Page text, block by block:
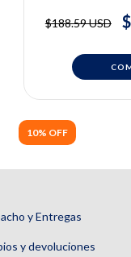
10% OFF
$188.59 USD
y Entregas
y devoluciones